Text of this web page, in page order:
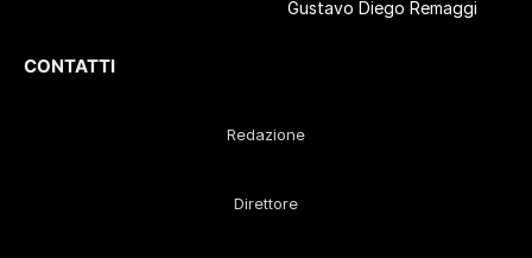
Gustavo Diego Remaggi
CONTATTI
Redazione
Direttore